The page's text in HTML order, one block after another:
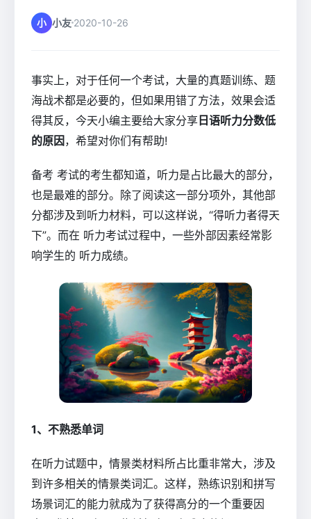
小 小友 2020-10-26
事实上，对于任何一个考试，大量的真题训练、题
海战术都是必要的，但如果用错了方法，效果会适
得其反，今天小编主要给大家分享日语听力分数低
的原因，希望对你们有帮助!
备考 考试的考生都知道，听力是占比最大的部分，
也是最难的部分。除了阅读这一部分项外，其他部
分都涉及到听力材料，可以这样说，“得听力者得天
下”。而在 听力考试过程中，一些外部因素经常影
响学生的 听力成绩。
1、不熟悉单词
在听力试题中，情景类材料所占比重非常大，涉及
到许多相关的情景类词汇。这样，熟练识别和拼写
场景词汇的能力就成为了获得高分的一个重要因